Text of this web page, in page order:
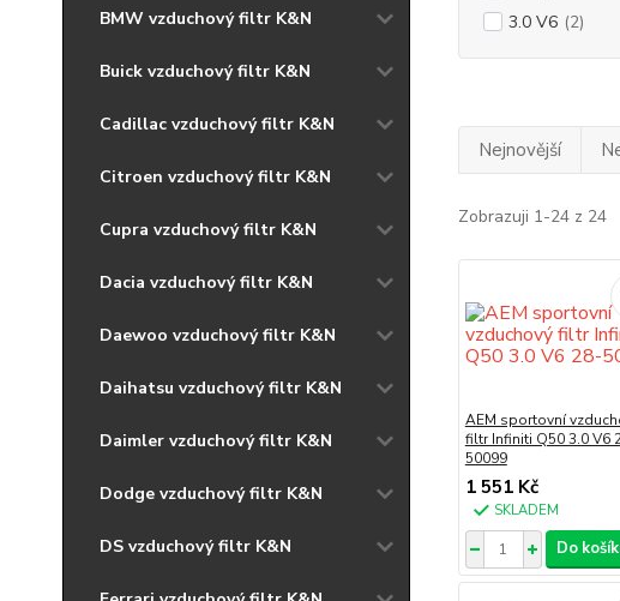
BMW vzduchový filtr K&N
Buick vzduchový filtr K&N
Cadillac vzduchový filtr K&N
Citroen vzduchový filtr K&N
Cupra vzduchový filtr K&N
Dacia vzduchový filtr K&N
Daewoo vzduchový filtr K&N
Daihatsu vzduchový filtr K&N
Daimler vzduchový filtr K&N
Dodge vzduchový filtr K&N
DS vzduchový filtr K&N
3.0 V6 (2)
Nejnovější
Zobrazuji 1-24 z 24
AEM sportovní
filtr Infiniti Q50 3.0 V6
50099
1 551 Kč
SKLADEM
Do